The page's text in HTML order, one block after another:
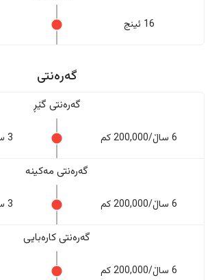
16 ئینج
گەرەنتی
گەرەنتی گێڕ
6 ساڵ/200,000 کم 3 ساڵ/100,000 کم
گەرەنتی مەکینە
6 ساڵ/200,000 کم 3 ساڵ/100,000 کم
گەرەنتی کارەبایی
6 ساڵ/200,000 کم